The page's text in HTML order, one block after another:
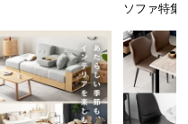
ソファ特集